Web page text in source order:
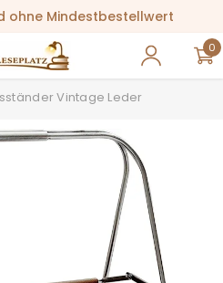
ohne Mindestbestellwert
0
0
Vintage Leder